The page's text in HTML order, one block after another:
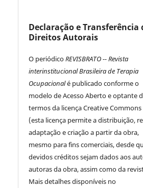
Declaração e Transferência
Direitos Autorais
O periódicoREVISBRATO -- Revista
interinstitucional Brasileira de Terapia
Ocupacionalé publicado conforme o
modelo de Acesso Aberto e optante
termos da licença Creative Commons
(esta licença permite a distribuição,
adaptação e criação a partir da obra,
mesmo para fins comerciais, desde
devidos créditos sejam dados aos
autoras da obra, assim como da
Mais detalhes disponíveis no